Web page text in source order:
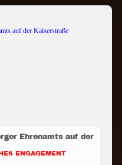
Ehrenamts auf der
ENGAGEMENT